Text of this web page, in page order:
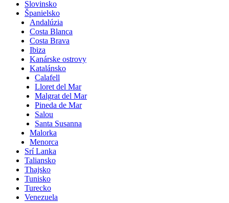
Slovinsko
Španielsko
Andalúzia
Costa Blanca
Costa Brava
Ibiza
Kanárske ostrovy
Katalánsko
Calafell
Lloret del Mar
Malgrat del Mar
Pineda de Mar
Salou
Santa Susanna
Malorka
Menorca
Srí Lanka
Taliansko
Thajsko
Tunisko
Turecko
Venezuela